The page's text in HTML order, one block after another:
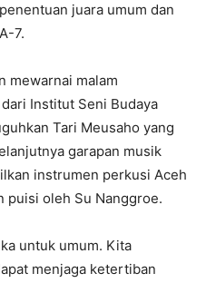
juara umum dan
7.
mewarnai malam
Institut Seni Budaya
Tari Meusaho yang
garapan musik
instrumen perkusi Aceh
puisi oleh Su Nanggroe.
untuk umum. Kita
menjaga ketertiban